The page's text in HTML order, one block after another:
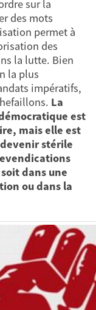
sur la
des mots
permet à
des
la lutte. Bien
la plus
impératifs,
La
est
mais elle est
stérile
dans une
ou dans la